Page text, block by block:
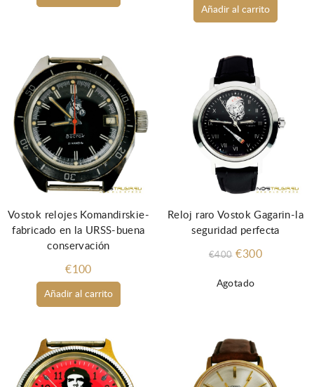
Añadir al carrito
Añadir al carrito
Vostok relojes Komandirskie-
fabricado en la URSS-buena
conservación
€100
Agotado
Reloj raro Vostok Gagarin-la
seguridad perfecta
€400 €300